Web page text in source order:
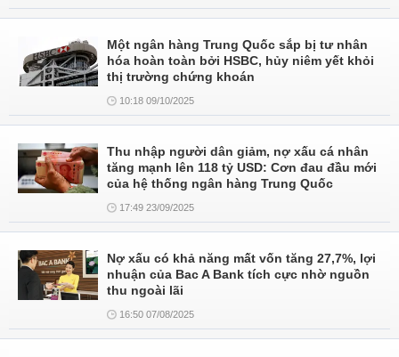
Một ngân hàng Trung Quốc sắp bị tư nhân
hóa hoàn toàn bởi HSBC, hủy niêm yết khỏi
thị trường chứng khoán
10:18 09/10/2025
Thu nhập người dân giảm, nợ xấu cá nhân
tăng mạnh lên 118 tỷ USD: Cơn đau đầu mới
của hệ thống ngân hàng Trung Quốc
17:49 23/09/2025
Nợ xấu có khả năng mất vốn tăng 27,7%, lợi
nhuận của Bac A Bank tích cực nhờ nguồn
thu ngoài lãi
16:50 07/08/2025